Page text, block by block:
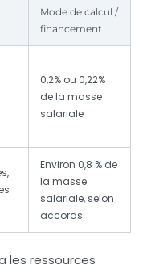
Mode de calcul /
financement
0,2% ou 0,22%
de la masse
salariale
Environ 0,8 % de
la masse
salariale, selon
accords
les ressources